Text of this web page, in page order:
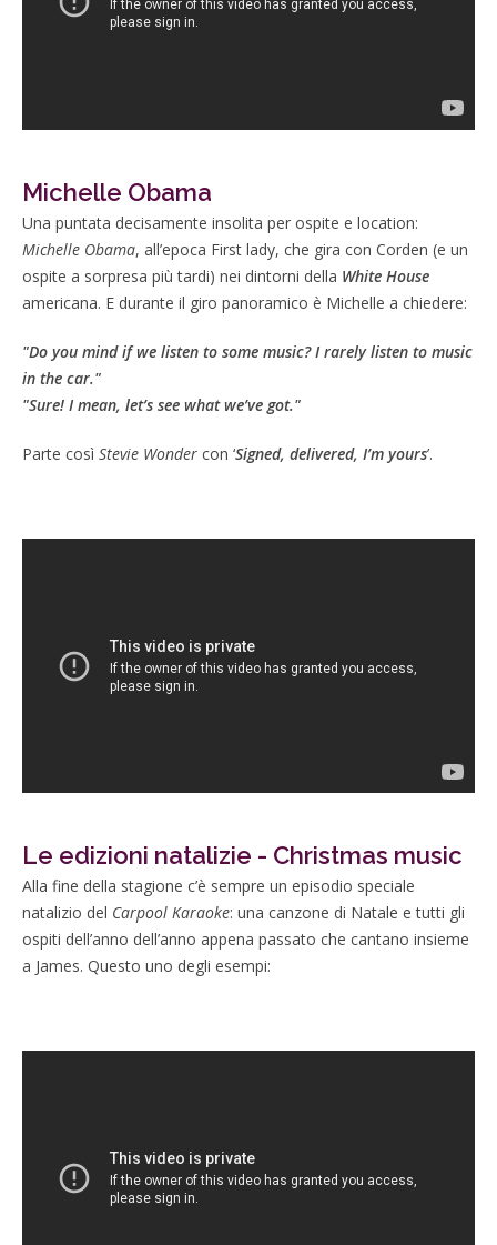
Michelle Obama
Una puntata decisamente insolita per ospite e location:
Michelle Obama, all’epoca First lady, che gira con Corden (e un
ospite a sorpresa più tardi) nei dintorni della White House
americana. E durante il giro panoramico è Michelle a chiedere:
"Do you mind if we listen to some music? I rarely listen to music
in the car."
"Sure! I mean, let’s see what we’ve got."
Parte così Stevie Wonder con ‘Signed, delivered, I’m yours’.
Le edizioni natalizie - Christmas music
Alla fine della stagione c’è sempre un episodio speciale
natalizio del Carpool Karaoke: una canzone di Natale e tutti gli
ospiti dell’anno dell’anno appena passato che cantano insieme
a James. Questo uno degli esempi: